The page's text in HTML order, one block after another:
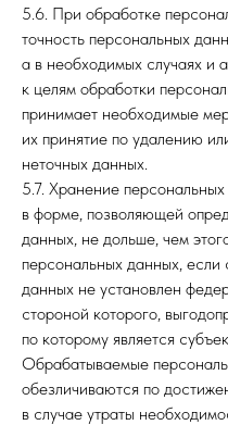
5.6. При обработке
точность персональных
а в необходимых случаях и
к целям обработки
принимает необходимые
их принятие по удалению
неточных данных.
5.7. Хранение
в форме, позволяющей
данных, не дольше, чем
персональных данных,
данных не установлен
стороной которого,
по которому является
Обрабатываемые
обезличиваются по
в случае утраты